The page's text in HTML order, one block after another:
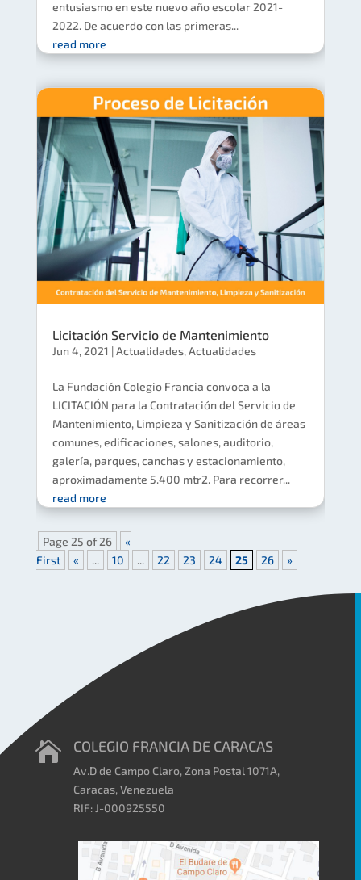
entusiasmo en este nuevo año escolar 2021-
2022. De acuerdo con las primeras...
read more
Licitación Servicio de Mantenimiento
Jun 4, 2021 |Actualidades,Actualidades
La Fundación Colegio Francia convoca a la
LICITACIÓN para la Contratación del Servicio de
Mantenimiento, Limpieza y Sanitización de áreas
comunes, edificaciones, salones, auditorio,
galería, parques, canchas y estacionamiento,
aproximadamente 5.400 mtr2. Para recorrer...
read more
Page 25 of 26
«
First
« ... 10 ... 22 23 24 25 26 »
 COLEGIO FRANCIA DE CARACAS
Av.D de Campo Claro, Zona Postal 1071A,
Caracas, Venezuela
RIF: J-000925550